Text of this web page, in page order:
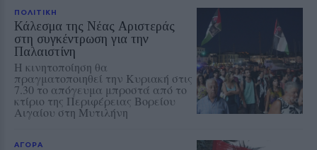
ΠΟΛΙΤΙΚΗ
Κάλεσμα της Νέας Αριστεράς
στη συγκέντρωση για την
Παλαιστίνη
Η κινητοποίηση θα
πραγματοποιηθεί την Κυριακή στις
7.30 το απόγευμα μπροστά από το
κτίριο της Περιφέρειας Βορείου
Αιγαίου στη Μυτιλήνη
ΑΓΟΡΑ